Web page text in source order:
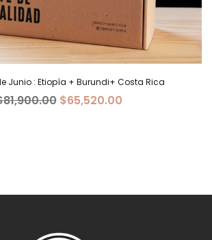
Junio : Etiopía + Burundi+ Costa Rica
81,900.00 El
$65,520.00El